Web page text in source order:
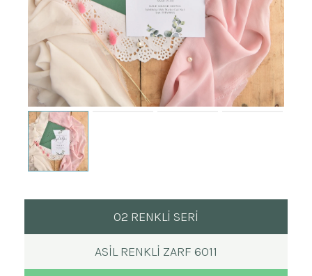
02 RENKLİ SERİ
ASIL RENKLI ZARF 6011